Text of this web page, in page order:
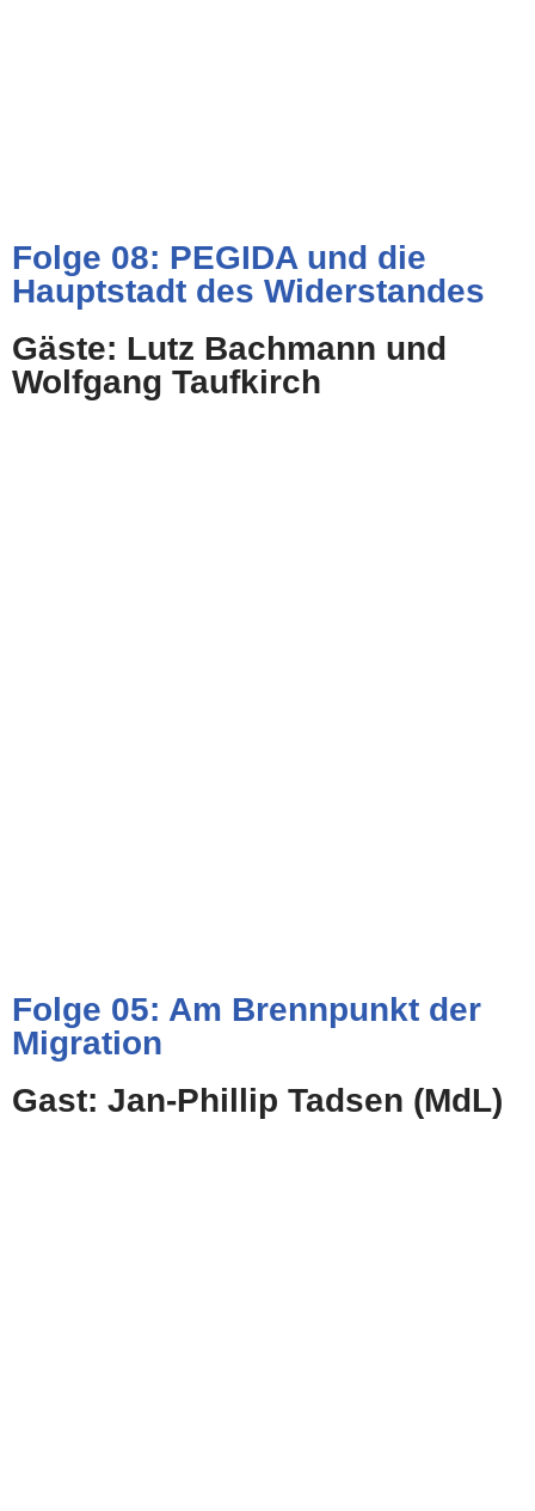
Folge 08: PEGIDA und die
Hauptstadt des Widerstandes
Gäste: Lutz Bachmann und
Wolfgang Taufkirch
Folge 05: Am Brennpunkt der
Migration
Gast: Jan-Phillip Tadsen (MdL)